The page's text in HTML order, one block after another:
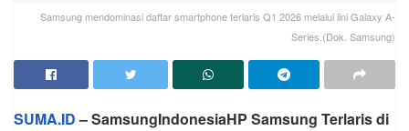
Samsung mendominasi daftar smartphone terlaris Q1 2026 melalui lini Galaxy A-
Series.(Dok. Samsung)
SUMA.ID– SamsungIndonesiaHP Samsung Terlaris di